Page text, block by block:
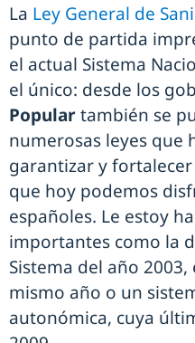
La Ley General de
punto de partida
el actual Sistema
el único: desde los
Populartambién se
numerosas leyes que
garantizar y
que hoy podemos
españoles. Le estoy
importantes como la
Sistema del año 2003,
mismo año o un
autonómica, cuya